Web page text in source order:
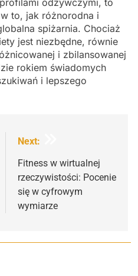
odżywczymi, to
to, jak różnorodna i
spiżarnia. Chociaż
jest niezbędne, równie
i zbilansowanej
rokiem świadomych
i lepszego
Next:
Fitness w wirtualnej
rzeczywistości: Pocenie
się w cyfrowym
wymiarze